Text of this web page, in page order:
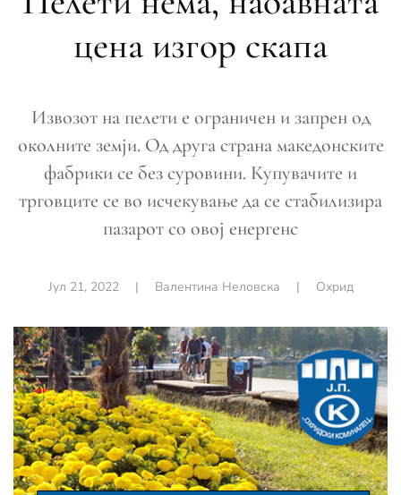
цена изгор скапа
Извозот на пелети е ограничен и запрен од
околните земји. Од друга страна македонските
фабрики се без суровини. Купувачите и
трговците се во исчекување да се стабилизира
пазарот со овој енергенс
Јул 21, 2022| Валентина Неловска | Охрид